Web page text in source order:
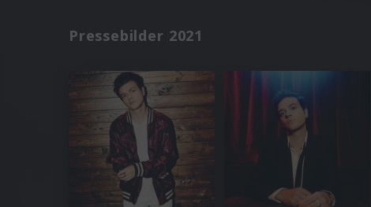
Pressebilder 2021